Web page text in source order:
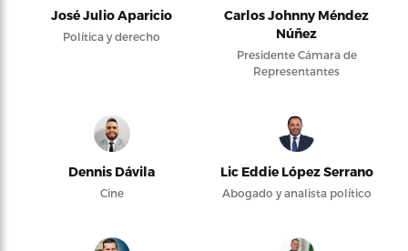
José Julio Aparicio
Política y derecho
Carlos Johnny Méndez
Núñez
Presidente Cámara de
Representantes
Dennis Dávila
Cine
Lic Eddie López Serrano
Abogado y analista político